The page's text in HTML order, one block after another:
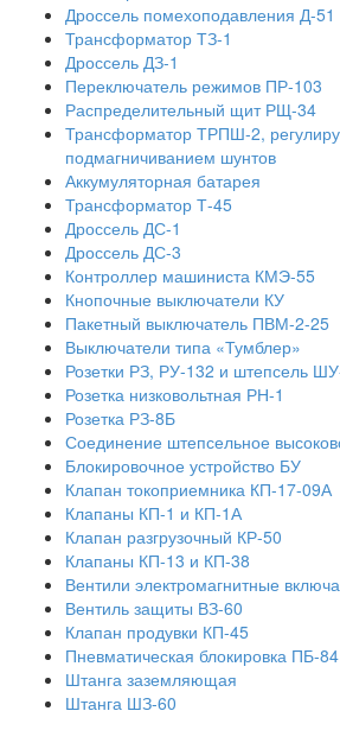
Дроссель помехоподавления Д-51
Трансформатор ТЗ-1
Дроссель ДЗ-1
Переключатель режимов ПР-103
Распределительный щит РЩ-34
Трансформатор ТРПШ-2,
подмагничиванием шунтов
Аккумуляторная батарея
Трансформатор Т-45
Дроссель ДС-1
Дроссель ДС-3
Контроллер машиниста КМЭ-55
Кнопочные выключатели КУ
Пакетный выключатель ПВМ-2-25
Выключатели типа «Тумблер»
Розетки РЗ, РУ-132 и штепсель
Розетка низковольтная РН-1
Розетка РЗ-8Б
Соединение штепсельное
Блокировочное устройство БУ
Клапан токоприемника КП-17-09А
Клапаны КП-1 и КП-1А
Клапан разгрузочный КР-50
Клапаны КП-13 и КП-38
Вентили электромагнитные
Вентиль защиты ВЗ-60
Клапан продувки КП-45
Пневматическая блокировка ПБ-84
Штанга заземляющая
Штанга ШЗ-60